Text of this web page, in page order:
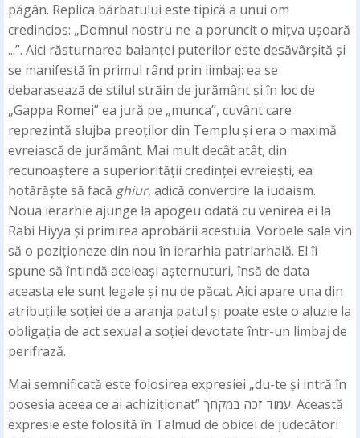
păgân. Replica bărbatului este tipică a unui om
credincios: „Domnul nostru ne-a poruncit o mițva ușoară
...”. Aici răsturnarea balanței puterilor este desăvârșită și
se manifestă în primul rând prin limbaj: ea se
debarasează de stilul străin de jurământ și în loc de
„Gappa Romei” ea jură pe „munca”, cuvânt care
reprezintă slujba preoților din Templu și era o maximă
evreiască de jurământ. Mai mult decât atât, din
recunoaștere a superiorității credinței evreiești, ea
hotărăște să facă ghiur, adică convertire la iudaism.
Noua ierarhie ajunge la apogeu odată cu venirea ei la
Rabi Hiyya și primirea aprobării acestuia. Vorbele sale vin
să o poziționeze din nou în ierarhia patriarhală. El îi
spune să întindă aceleași așternuturi, însă de data
aceasta ele sunt legale și nu de păcat. Aici apare una din
atribuțiile soției de a aranja patul și poate este o aluzie la
obligația de act sexual a soției devotate într-un limbaj de
perifrază.
Mai semnificată este folosirea expresiei „du-te și intră în
posesia aceea ce ai achiziționat” עמוד זכה במקחך. Această
expresie este folosită în Talmud de obicei de judecători